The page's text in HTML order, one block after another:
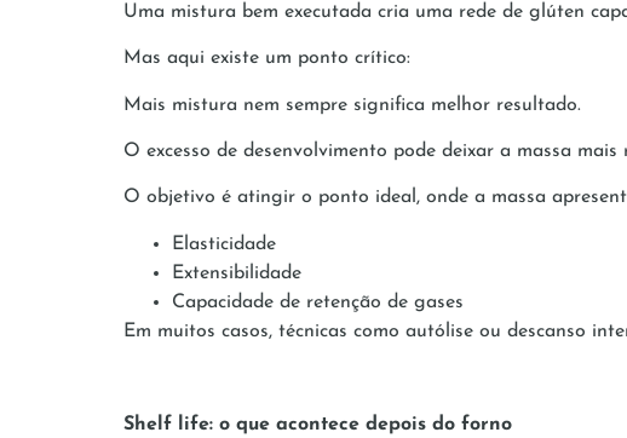
Uma mistura bem executada cria uma rede de glúten
Mas aqui existe um ponto crítico:
Mais mistura nem sempre significa melhor resultado.
O excesso de desenvolvimento pode deixar a massa
O objetivo é atingir o ponto ideal, onde a massa
Elasticidade
Extensibilidade
Capacidade de retenção de gases
Em muitos casos, técnicas como autólise ou descanso
Shelf life: o que acontece depois do forno